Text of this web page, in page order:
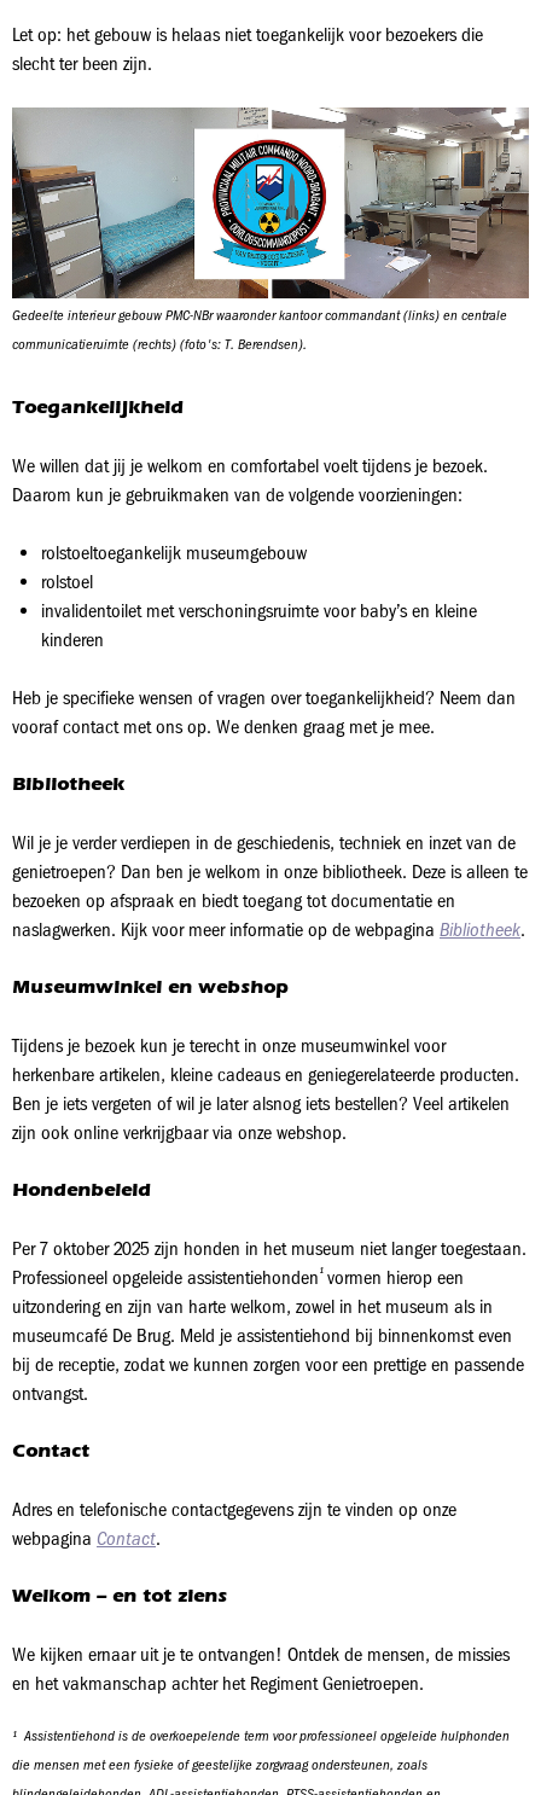
Let op: het gebouw is helaas niet toegankelijk voor bezoekers die
slecht ter been zijn.
Gedeelte interieur gebouw PMC-NBr waaronder kantoor commandant (links) en centrale
communicatieruimte (rechts) (foto's: T. Berendsen).
Toegankelijkheid
We willen dat jij je welkom en comfortabel voelt tijdens je bezoek.
Daarom kun je gebruikmaken van de volgende voorzieningen:
rolstoeltoegankelijk museumgebouw
rolstoel
invalidentoilet met verschoningsruimte voor baby’s en kleine
kinderen
Heb je specifieke wensen of vragen over toegankelijkheid? Neem dan
vooraf contact met ons op. We denken graag met je mee.
Bibliotheek
Wil je je verder verdiepen in de geschiedenis, techniek en inzet van de
genietroepen? Dan ben je welkom in onze bibliotheek. Deze is alleen te
bezoeken op afspraak en biedt toegang tot documentatie en
naslagwerken. Kijk voor meer informatie op de webpagina Bibliotheek.
Museumwinkel en webshop
Tijdens je bezoek kun je terecht in onze museumwinkel voor
herkenbare artikelen, kleine cadeaus en geniegerelateerde producten.
Ben je iets vergeten of wil je later alsnog iets bestellen? Veel artikelen
zijn ook online verkrijgbaar via onze webshop.
Hondenbeleid
Per 7 oktober 2025 zijn honden in het museum niet langer toegestaan.
Professioneel opgeleide assistentiehonden¹ vormen hierop een
uitzondering en zijn van harte welkom, zowel in het museum als in
museumcafé De Brug. Meld je assistentiehond bij binnenkomst even
bij de receptie, zodat we kunnen zorgen voor een prettige en passende
ontvangst.
Contact
Adres en telefonische contactgegevens zijn te vinden op onze
webpagina Contact.
Welkom – en tot ziens
We kijken ernaar uit je te ontvangen! Ontdek de mensen, de missies
en het vakmanschap achter het Regiment Genietroepen.
¹ Assistentiehond is de overkoepelende term voor professioneel opgeleide hulphonden
die mensen met een fysieke of geestelijke zorgvraag ondersteunen, zoals